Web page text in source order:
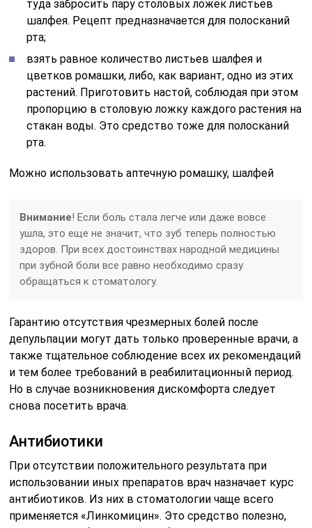
туда забросить пару столовых ложек листьев
шалфея. Рецепт предназначается для полосканий
рта;
взять равное количество листьев шалфея и
цветков ромашки, либо, как вариант, одно из этих
растений. Приготовить настой, соблюдая при этом
пропорцию в столовую ложку каждого растения на
стакан воды. Это средство тоже для полосканий
рта.
Можно использовать аптечную ромашку, шалфей
Внимание! Если боль стала легче или даже вовсе
ушла, это еще не значит, что зуб теперь полностью
здоров. При всех достоинствах народной медицины
при зубной боли все равно необходимо сразу
обращаться к стоматологу.
Гарантию отсутствия чрезмерных болей после
депульпации могут дать только проверенные врачи, а
также тщательное соблюдение всех их рекомендаций
и тем более требований в реабилитационный период.
Но в случае возникновения дискомфорта следует
снова посетить врача.
Антибиотики
При отсутствии положительного результата при
использовании иных препаратов врач назначает курс
антибиотиков. Из них в стоматологии чаще всего
применяется «Линкомицин». Это средство полезно,